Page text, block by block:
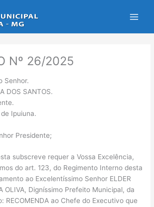
Nº 26/2025
Senhor.
DOS SANTOS.
Ipuiuna.
Presidente;
subscreve requer a Vossa Excelência,
do art. 123, do Regimento Interno desta
ao Excelentíssimo Senhor ELDER
OLIVA, Digníssimo Prefeito Municipal, da
RECOMENDA ao Chefe do Executivo que